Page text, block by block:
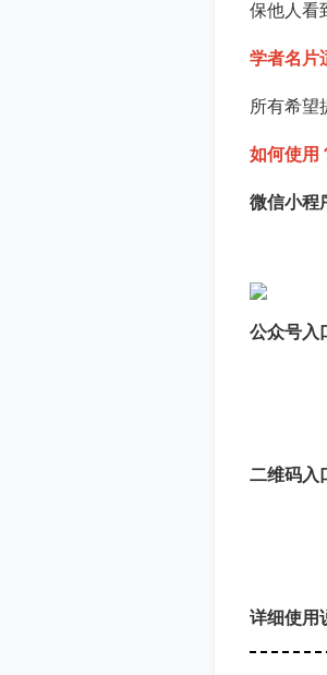
保他人看
学者名片
所有希望
如何使用
微信小程
公众号入
二维码入
详细使用